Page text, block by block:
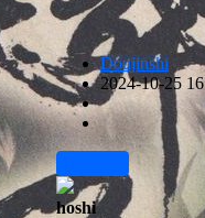
Doujinshi
2024-10-25
hoshi